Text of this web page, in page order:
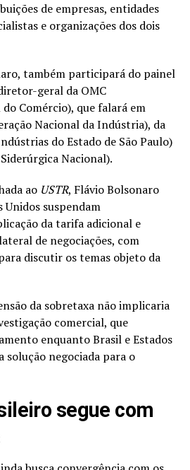
de empresas, entidades
e organizações dos dois
também participará do painel
geral da OMC
Comércio), que falará em
Nacional da Indústria), da
do Estado de São Paulo)
Nacional).
ao USTR, Flávio Bolsonaro
Unidos suspendam
da tarifa adicional e
de negociações, com
discutir os temas objeto da
da sobretaxa não implicaria
comercial, que
enquanto Brasil e Estados
solução negociada para o
segue com